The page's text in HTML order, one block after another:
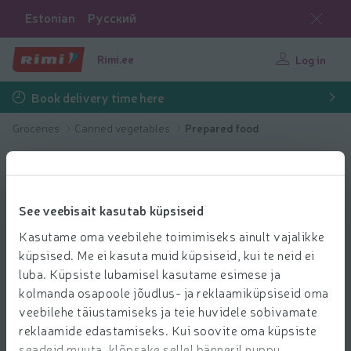
See veebisait kasutab küpsiseid
Kasutame oma veebilehe toimimiseks ainult vajalikke
küpsised. Me ei kasuta muid küpsiseid, kui te neid ei
luba. Küpsiste lubamisel kasutame esimese ja
kolmanda osapoole jõudlus- ja reklaamiküpsiseid oma
veebilehe täiustamiseks ja teie huvidele sobivamate
reklaamide edastamiseks. Kui soovite oma küpsiste
Estonian Русский
Rimi.ee Log in
Book delivery time here
Groceries Canned vegetables Prepared food